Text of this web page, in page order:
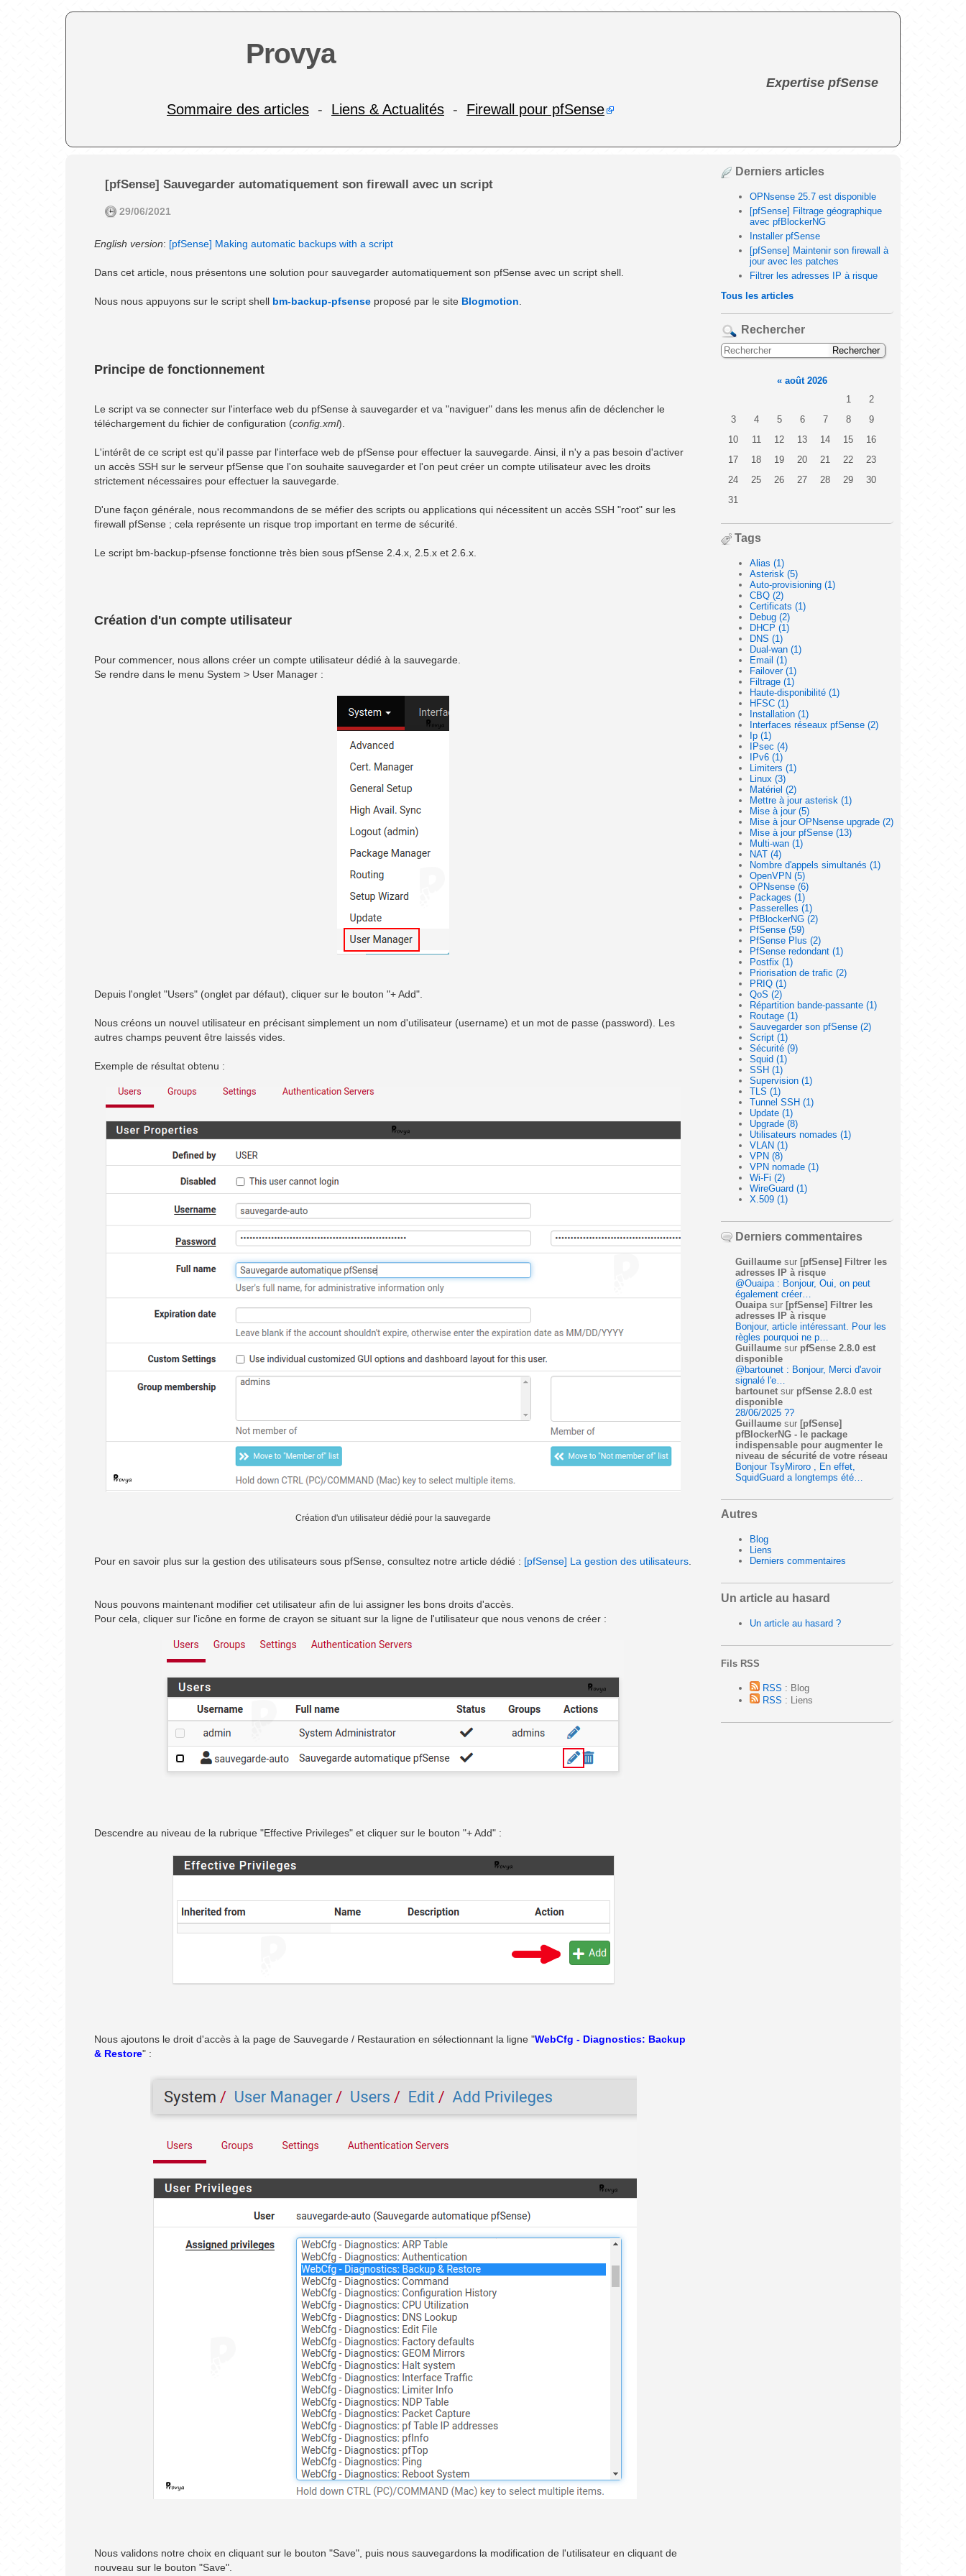
Provya
Expertise pfSense
Sommaire des articles - Liens & Actualités - Firewall pour pfSense
Derniers articles
OPNsense 25.7 est disponible
[pfSense] Filtrage géographique
avec pfBlockerNG
Installer pfSense
[pfSense] Maintenir son firewall à
jour avec les patches
Filtrer les adresses IP à risque
Tous les articles
Rechercher
« août 2026
1
2
3
4 5 6 7 8
9
10
11 12 13 14 15
16
17
18 19 20 21 22
23
24
25 26 27 28 29
30
31
Tags
Alias (1)
Asterisk (5)
Auto-provisioning (1)
CBQ (2)
Certificats (1)
Debug (2)
DHCP (1)
DNS (1)
Dual-wan (1)
Email (1)
Failover (1)
Filtrage (1)
Haute-disponibilité (1)
HFSC (1)
Installation (1)
Interfaces réseaux pfSense (2)
Ip (1)
IPsec (4)
IPv6 (1)
Limiters (1)
Linux (3)
Matériel (2)
Mettre à jour asterisk (1)
Mise à jour (5)
Mise à jour OPNsense upgrade (2)
Mise à jour pfSense (13)
Multi-wan (1)
NAT (4)
Nombre d'appels simultanés (1)
OpenVPN (5)
OPNsense (6)
Packages (1)
Passerelles (1)
PfBlockerNG (2)
PfSense (59)
PfSense Plus (2)
PfSense redondant (1)
Postfix (1)
Priorisation de trafic (2)
PRIQ (1)
QoS (2)
Répartition bande-passante (1)
Routage (1)
Sauvegarder son pfSense (2)
Script (1)
Sécurité (9)
Squid (1)
SSH (1)
Supervision (1)
TLS (1)
Tunnel SSH (1)
Update (1)
Upgrade (8)
Utilisateurs nomades (1)
VLAN (1)
VPN (8)
VPN nomade (1)
Wi-Fi (2)
WireGuard (1)
X.509 (1)
Derniers commentaires
Guillaume sur [pfSense] Filtrer les
adresses IP à risque
@Ouaipa : Bonjour, Oui, on peut
également créer…
Ouaipa sur [pfSense] Filtrer les
adresses IP à risque
Bonjour, article intéressant. Pour les
règles pourquoi ne p…
Guillaume sur pfSense 2.8.0 est
disponible
@bartounet : Bonjour, Merci d'avoir
signalé l'e…
bartounet sur pfSense 2.8.0 est
disponible
28/06/2025 ??
Guillaume sur [pfSense]
pfBlockerNG - le package
indispensable pour augmenter le
niveau de sécurité de votre réseau
Bonjour TsyMiroro , En effet,
SquidGuard a longtemps été…
Autres
Blog
Liens
Derniers commentaires
Un article au hasard
Un article au hasard ?
Fils RSS
RSS : Blog
RSS : Liens
[pfSense] Sauvegarder automatiquement son firewall avec un script
29/06/2021
English version: [pfSense] Making automatic backups with a script
Dans cet article, nous présentons une solution pour sauvegarder automatiquement son pfSense avec un script shell.
Nous nous appuyons sur le script shell bm-backup-pfsense proposé par le site Blogmotion
Principe de fonctionnement
Le script va se connecter sur l'interface web du pfSense à sauvegarder et va "naviguer" dans les menus afin de déclencher le
téléchargement du fichier de configuration (config.xml).
L'intérêt de ce script est qu'il passe par l'interface web de pfSense pour effectuer la sauvegarde. Ainsi, il n'y a pas besoin d'activer
un accès SSH sur le serveur pfSense que l'on souhaite sauvegarder et l'on peut créer un compte utilisateur avec les droits
strictement nécessaires pour effectuer la sauvegarde.
D'une façon générale, nous recommandons de se méfier des scripts ou applications qui nécessitent un accès SSH "root" sur les
firewall pfSense ; cela représente un risque trop important en terme de sécurité.
Le script bm-backup-pfsense fonctionne très bien sous pfSense 2.4.x, 2.5.x et 2.6.x.
Création d'un compte utilisateur
Pour commencer, nous allons créer un compte utilisateur dédié à la sauvegarde.
Se rendre dans le menu System > User Manager :
Depuis l'onglet "Users" (onglet par défaut), cliquer sur le bouton "+ Add".
Nous créons un nouvel utilisateur en précisant simplement un nom d'utilisateur (username) et un mot de passe (password). Les
autres champs peuvent être laissés vides.
Exemple de résultat obtenu :
Création d'un utilisateur dédié pour la sauvegarde
Pour en savoir plus sur la gestion des utilisateurs sous pfSense, consultez notre article dédié : [pfSense] La gestion des utilisateurs.
Nous pouvons maintenant modifier cet utilisateur afin de lui assigner les bons droits d'accès.
Pour cela, cliquer sur l'icône en forme de crayon se situant sur la ligne de l'utilisateur que nous venons de créer :
Descendre au niveau de la rubrique "Effective Privileges" et cliquer sur le bouton "+ Add" :
Nous ajoutons le droit d'accès à la page de Sauvegarde / Restauration en sélectionnant la ligne "WebCfg - Diagnostics: Backup
& Restore" :
Nous validons notre choix en cliquant sur le bouton "Save", puis nous sauvegardons la modification de l'utilisateur en cliquant de
nouveau sur le bouton "Save".